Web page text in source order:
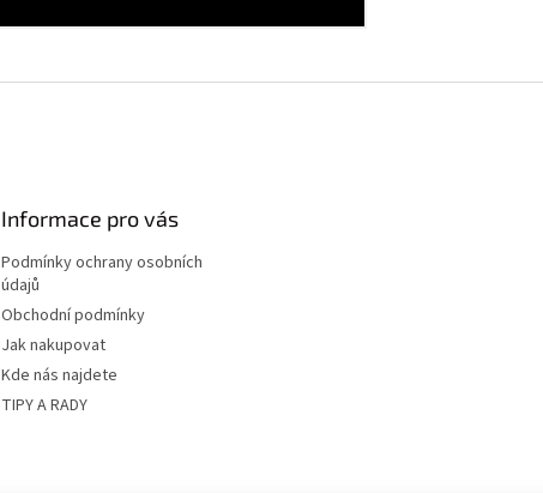
Informace pro vás
Podmínky ochrany osobních
údajů
Obchodní podmínky
Jak nakupovat
Kde nás najdete
TIPY A RADY